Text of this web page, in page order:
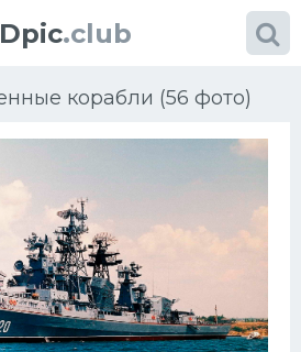
.club
корабли (56 фото)